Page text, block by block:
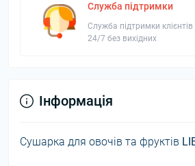
Служба підтримки
Служба підтримки клієнтів
24/7 без вихідних
Інформація
Сушарка для овочів та фруктів